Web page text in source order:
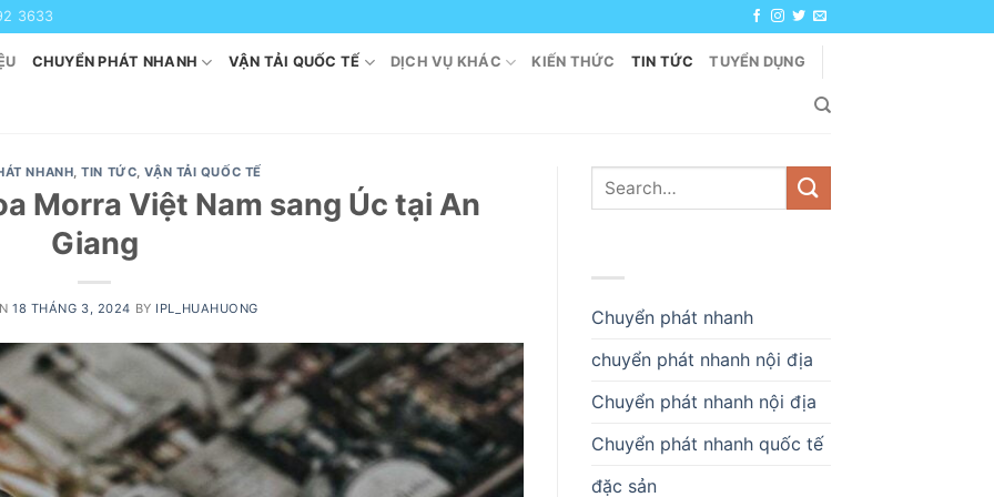
3633
CHUYỂN PHÁT NHANH VẬN TẢI QUỐC TẾ DỊCH VỤ KHÁC KIẾN THỨC TIN TỨC TUYỂN DỤNG
NHANH,TIN TỨC,VẬN TẢI QUỐC TẾ
Morra Việt Nam sang Úc tại An
Giang
18 THÁNG 3, 2024 BY IPL_HUAHUONG
Chuyển phát nhanh
chuyển phát nhanh nội địa
Chuyển phát nhanh nội địa
Chuyển phát nhanh quốc tế
đặc sản